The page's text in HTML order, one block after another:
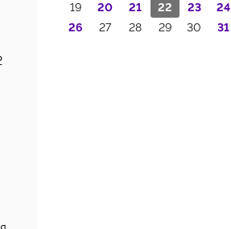
19
20 21 22 23 24
26
27 28 29 30 31